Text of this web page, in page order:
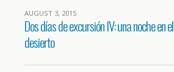
AUGUST 3, 2015
Dos días de excursión IV: una noche en el
desierto